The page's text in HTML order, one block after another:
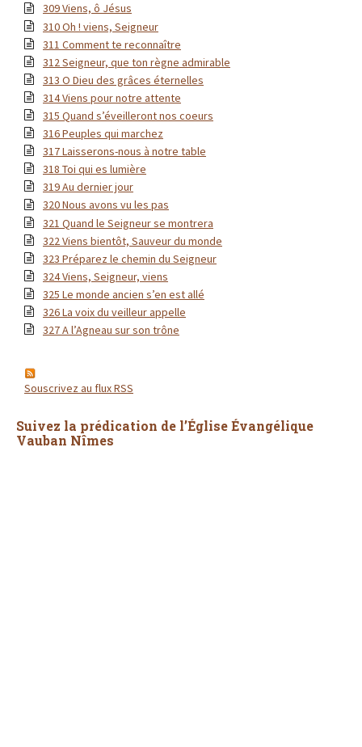
309 Viens, ô Jésus
310 Oh ! viens, Seigneur
311 Comment te reconnaître
312 Seigneur, que ton règne admirable
313 O Dieu des grâces éternelles
314 Viens pour notre attente
315 Quand s’éveilleront nos coeurs
316 Peuples qui marchez
317 Laisserons-nous à notre table
318 Toi qui es lumière
319 Au dernier jour
320 Nous avons vu les pas
321 Quand le Seigneur se montrera
322 Viens bientôt, Sauveur du monde
323 Préparez le chemin du Seigneur
324 Viens, Seigneur, viens
325 Le monde ancien s’en est allé
326 La voix du veilleur appelle
327 A l’Agneau sur son trône
Souscrivez au flux RSS
Suivez la prédication de l’Église Évangélique
Vauban Nîmes